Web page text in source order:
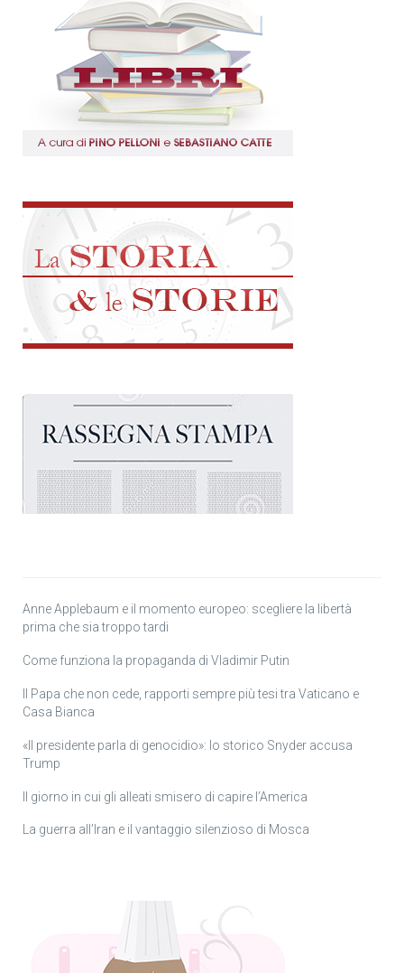
Anne Applebaum e il momento europeo: scegliere la libertà
prima che sia troppo tardi
Come funziona la propaganda di Vladimir Putin
Il Papa che non cede, rapporti sempre più tesi tra Vaticano e
Casa Bianca
«Il presidente parla di genocidio»: lo storico Snyder accusa
Trump
Il giorno in cui gli alleati smisero di capire l’America
La guerra all’Iran e il vantaggio silenzioso di Mosca